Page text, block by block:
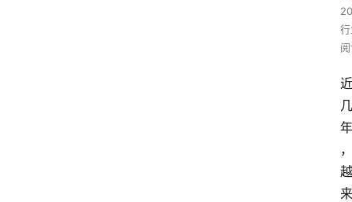
近
几
年
，
越
来